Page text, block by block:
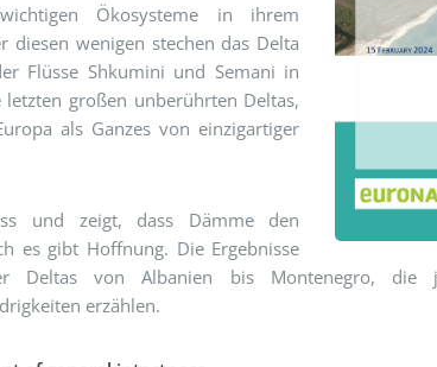
Ökosysteme in ihrem
diesen wenigen stechen das Delta
Flüsse Shkumini und Semani in
großen unberührten Deltas,
als Ganzes von einzigartiger
und zeigt, dass Dämme den
es gibt Hoffnung. Die Ergebnisse
Deltas von Albanien bis Montenegro, die
erzählen.